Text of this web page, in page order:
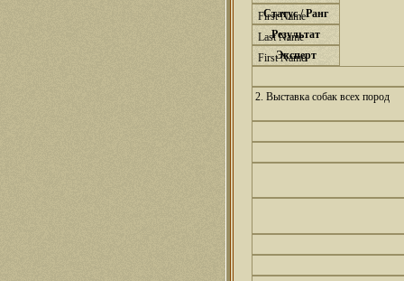
Статус / Ранг
Результат
Эксперт
2. Выставка собак всех пород